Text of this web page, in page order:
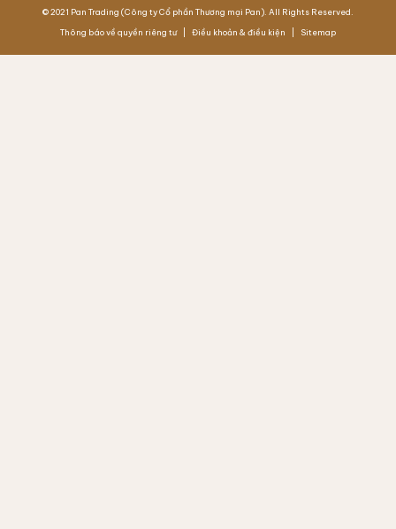
© 2021 Pan Trading (Công ty Cổ phần Thương mại Pan). All Rights Reserved.
Thông báo về quyền riêng tư Điều khoản & điều kiện Sitemap